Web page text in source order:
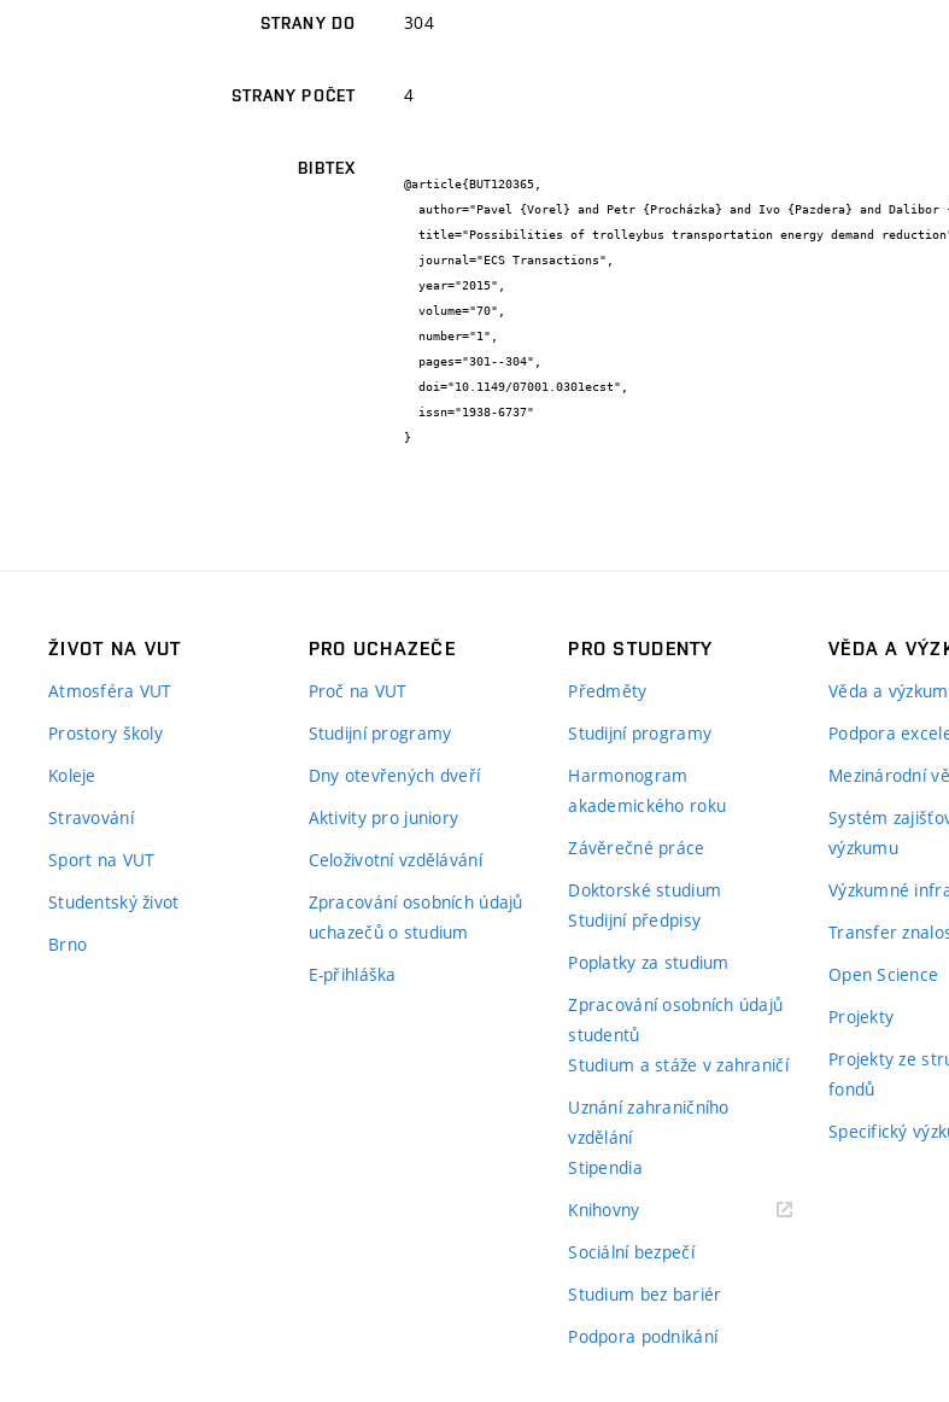
STRANY DO 304
STRANY POČET 4
BIBTEX
@article{BUT120365,
}
ŽIVOT NA VUT
Atmosféra VUT
Prostory školy
Koleje
Stravování
Sport na VUT
Studentský život
Brno
PRO UCHAZEČE
Proč na VUT
Studijní programy
Dny otevřených dveří
Aktivity pro juniory
Celoživotní vzdělávání
Zpracování osobních údajů
uchazečů o studium
E-přihláška
PRO STUDENTY
Předměty
Studijní programy
Harmonogram
akademického roku
Závěrečné práce
Doktorské studium
Studijní předpisy
Poplatky za studium
Zpracování osobních údajů
studentů
Studium a stáže v zahraničí
Uznání zahraničního
vzdělání
Stipendia
Knihovny(externí
Sociální bezpečí
Studium bez bariér
Podpora podnikání
VĚDA A
Věda a
Podpora
Mezinárodní
Systém
výzkumu
Výzkumné
Transfer
Open Science
Projekty
Projekty ze
fondů
Specifický